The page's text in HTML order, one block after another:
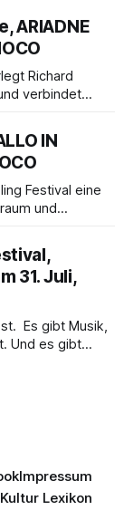
entfaltet
Sly berührt als
ARIADNE
Richard
verbindet
Akt jedoch
IN
Festival eine
und
von
31. Juli,
Und es gibt
an dem
Impressum
Lexikon